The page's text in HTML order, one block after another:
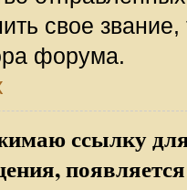
свое
форума.
ссылку